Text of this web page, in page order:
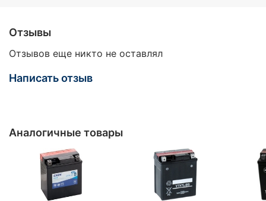
Отзывы
Отзывов еще никто не оставлял
Написать отзыв
Аналогичные товары